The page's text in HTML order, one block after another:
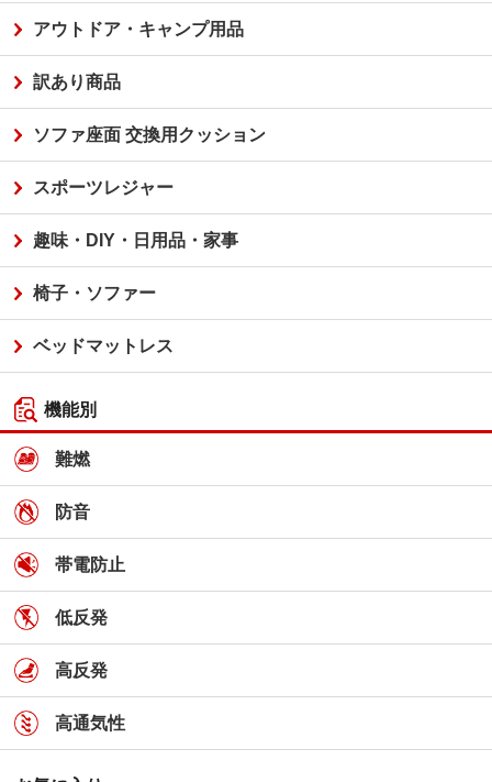
アウトドア・キャンプ用品
訳あり商品
ソファ座面 交換用クッション
スポーツレジャー
趣味・DIY・日用品・家事
椅子・ソファー
ベッドマットレス
機能別
難燃
防音
帯電防止
低反発
高反発
高通気性